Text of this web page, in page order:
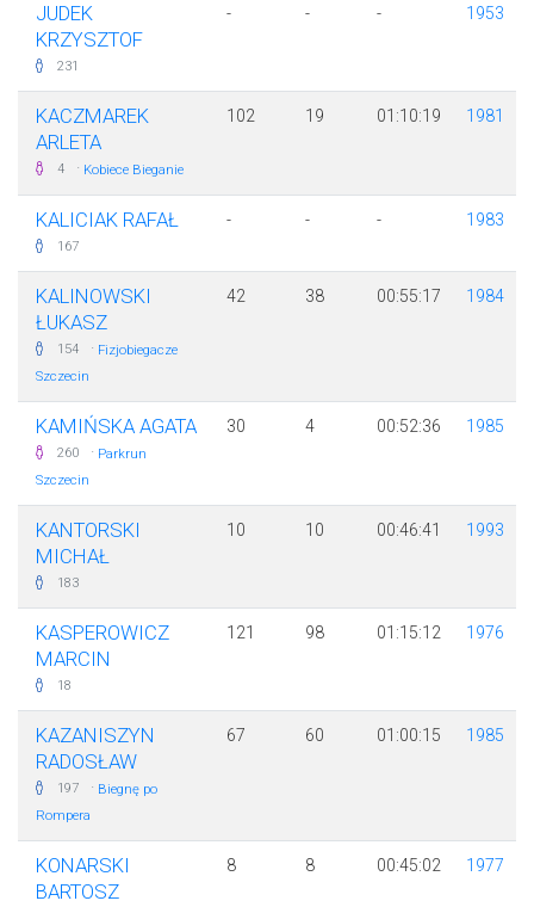
JUDEK
KRZYSZTOF
231
- - - 1953
KACZMAREK
ARLETA
4 · Kobiece Bieganie
102 19 01:10:19 1981
KALICIAK RAFAŁ
167
- - - 1983
KALINOWSKI
ŁUKASZ
154 · Fizjobiegacze
Szczecin
42 38 00:55:17 1984
KAMIŃSKA AGATA
260 · Parkrun
Szczecin
30 4 00:52:36 1985
KANTORSKI
MICHAŁ
183
10 10 00:46:41 1993
KASPEROWICZ
MARCIN
18
121 98 01:15:12 1976
KAZANISZYN
RADOSŁAW
197 · Biegnę po
Rompera
67 60 01:00:15 1985
KONARSKI
BARTOSZ
8 8 00:45:02 1977